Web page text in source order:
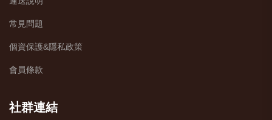
常見問題
個資保護&隱私政策
會員條款
社群連結